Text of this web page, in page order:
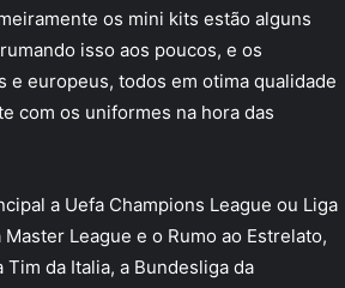
os mini kits estão alguns
isso aos poucos, e os
e europeus, todos em otima qualidade
com os uniformes na hora das
a Uefa Champions League ou Liga
League e o Rumo ao Estrelato,
da Italia, a Bundesliga da